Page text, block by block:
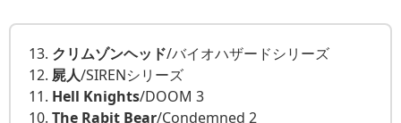
13. クリムゾンヘッド/バイオハザードシリーズ
12. 屍人/SIRENシリーズ
11. Hell Knights/DOOM 3
10. The Rabit Bear/Condemned 2